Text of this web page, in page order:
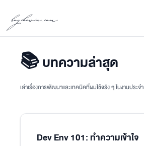
boychawin.com
📚 บทความล่าสุด
เล่าเรื่องการพัฒนาและเทคนิคที่ผมใช้จริง ๆ ในงานประจำ
Dev Env 101: ทำความเข้าใจ